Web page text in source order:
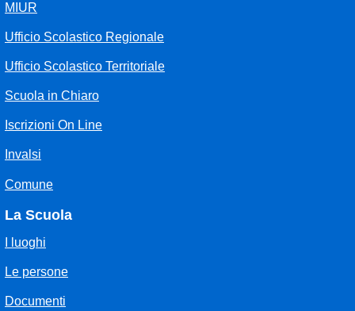
MIUR
Ufficio Scolastico Regionale
Ufficio Scolastico Territoriale
Scuola in Chiaro
Iscrizioni On Line
Invalsi
Comune
La Scuola
I luoghi
Le persone
Documenti